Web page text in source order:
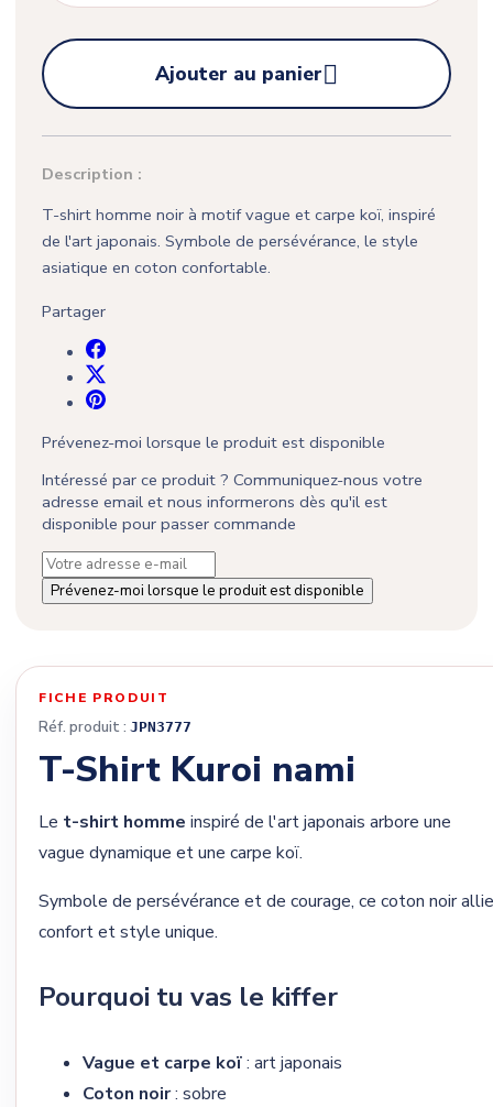

Ajouter au panier
Description :
T-shirt homme noir à motif vague et carpe koï, inspiré
de l'art japonais. Symbole de persévérance, le style
asiatique en coton confortable.
Partager
Prévenez-moi lorsque le produit est disponible
Intéressé par ce produit ? Communiquez-nous votre
adresse email et nous informerons dès qu'il est
disponible pour passer commande
Prévenez-moi lorsque le produit est disponible
FICHE PRODUIT
Réf. produit : JPN3777
T-Shirt Kuroi nami
Le t-shirt homme inspiré de l'art japonais arbore une
vague dynamique et une carpe koï.
Symbole de persévérance et de courage, ce coton noir allie
confort et style unique.
Pourquoi tu vas le kiffer
Vague et carpe koï: art japonais
Coton noir: sobre